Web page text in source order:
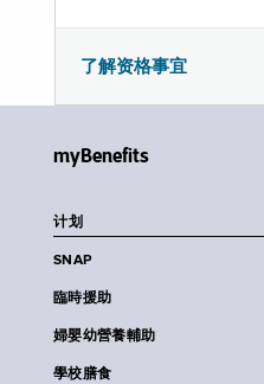
了解资格事宜
myBenefits
计划
SNAP
臨時援助
婦嬰幼營養輔助
學校膳食